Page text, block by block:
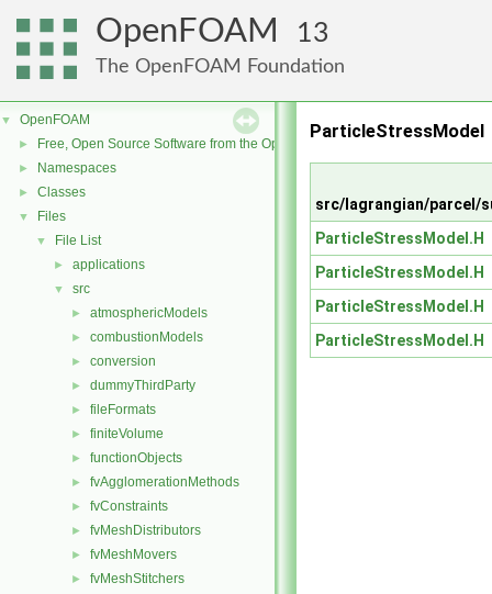
OpenFOAM 13
The OpenFOAM Foundation
▼ OpenFOAM
► Free, Open Source Software from the OpenFOAM Foundation
► Namespaces
► Classes
▼ Files
▼ File List
► applications
▼ src
► atmosphericModels
► combustionModels
► conversion
► dummyThirdParty
► fileFormats
► finiteVolume
► functionObjects
► fvAgglomerationMethods
► fvConstraints
► fvMeshDistributors
► fvMeshMovers
► fvMeshStitchers
ParticleStressModel
src/lagrangian/parcel/
ParticleStressModel.H
ParticleStressModel.H
ParticleStressModel.H
ParticleStressModel.H